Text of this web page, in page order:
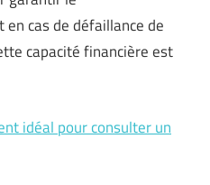
cas de défaillance de
capacité financière est
idéal pour consulter un